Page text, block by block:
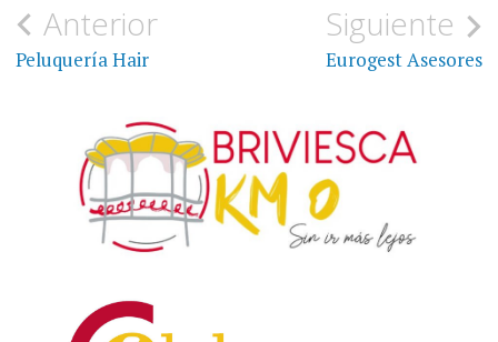
Navegación
de
entradas
Anterior
Peluquería Hair
Siguiente
Eurogest Asesores